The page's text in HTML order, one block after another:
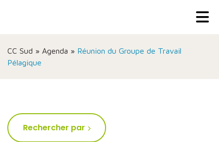
CC Sud » Agenda » Réunion du Groupe de Travail
Pélagique
Rechercher par